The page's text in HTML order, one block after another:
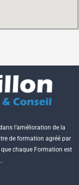
l’amélioration de la
de formation agréé par
chaque Formation est